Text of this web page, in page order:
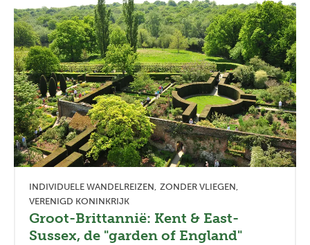
INDIVIDUELE WANDELREIZEN ZONDER VLIEGEN
VERENIGD KONINKRIJK
Groot-Brittannië: Kent & East-
Sussex, de "garden of England"